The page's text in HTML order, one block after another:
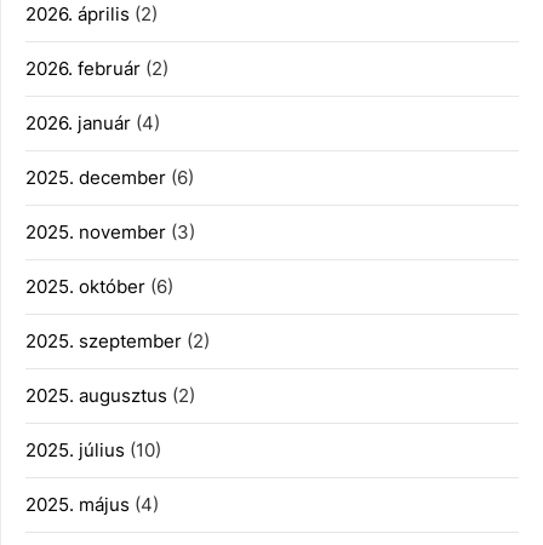
2026. április (2)
2026. február (2)
2026. január (4)
2025. december (6)
2025. november (3)
2025. október (6)
2025. szeptember (2)
2025. augusztus (2)
2025. július (10)
2025. május (4)